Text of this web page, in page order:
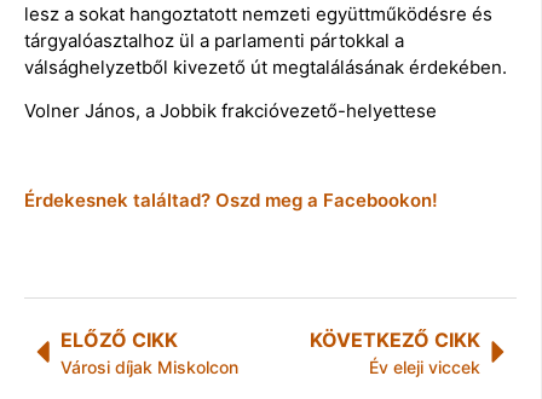
lesz a sokat hangoztatott nemzeti együttműködésre és
tárgyalóasztalhoz ül a parlamenti pártokkal a
válsághelyzetből kivezető út megtalálásának érdekében.
Volner János, a Jobbik frakcióvezető-helyettese
Érdekesnek találtad? Oszd meg a Facebookon!
ELŐZŐ CIKK
Városi díjak Miskolcon
KÖVETKEZŐ CIKK
Év eleji viccek